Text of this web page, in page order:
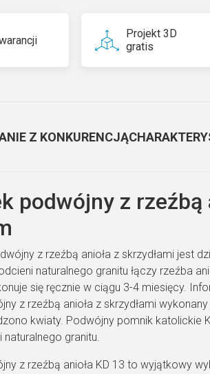
Projekt 3D
gratis
Z KONKURENCJĄ
podwójny z
z rzeźbą anioła z skrzydłami jest
naturalnego granitu łączy rzeźba
się ręcznie w ciągu 3-4 miesięcy.
z rzeźbą anioła z skrzydłami
kwiaty. Podwójny pomnik katolickie
granitu.
z rzeźbą anioła KD 13 to wyjątkowy